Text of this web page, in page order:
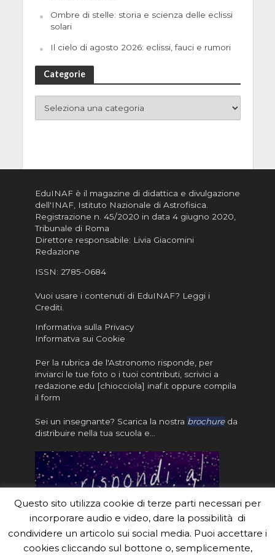
Ombre di stelle: storia e scienza delle eclissi
solari
Il cielo di agosto 2026: eclissi, fauci e rumori
Categorie
EduINAF è il magazine di didattica e divulgazione
dell'INAF, Istituto Nazionale di Astrofisica.
Registrazione n. 45/2020 in data 4 giugno 2020,
Tribunale di Roma
Direttore responsabile: Livia Giacomini
Redazione
ISSN: 2785-0684
Vuoi usare i contenuti di EduINAF? Leggi i
Crediti.
Informativa sulla Privacy
Informatva sui Cookie
Per la rubrica de l'Astronomo risponde, per
inviarci le tue foto o i tuoi contributi, scrivici a
redazione.edu [chiocciola] inaf.it oppure compila
il form
Sei un insegnante? Scarica la nostra brochureda
distribuire nella tua scuola e…
Questo sito utilizza cookie di terze parti necessari per
incorporare audio e video, dare la possibilità di
condividere un articolo sui social media. Puoi accettare i
cookies cliccando sul bottone o, semplicemente,